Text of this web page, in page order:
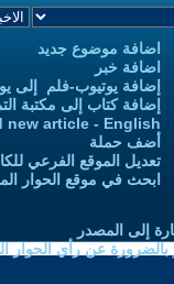
اضافة موضوع جديد
اضافة خبر
إضافة يوتيوب-فلم إلى
إضافة كتاب إلى مكتبة
new article - English
أضف حملة
تعديل الموقع الفرعي
ابحث في موقع الحوار
إلى المصدر
بالضرورة عن رأي الحوار